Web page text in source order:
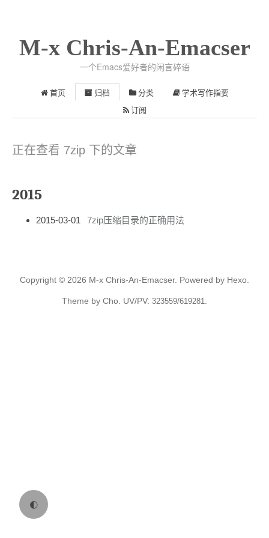
🌓
M-x Chris-An-Emacser
一个Emacs爱好者的闲言碎语
首页 归档 分类 学术写作指要
订阅
正在查看 7zip 下的文章
2015
2015-03-01 7zip压缩目录的正确用法
Copyright © 2026 M-x Chris-An-Emacser. Powered by Hexo.
Theme by Cho. UV/PV: 323559/619281.